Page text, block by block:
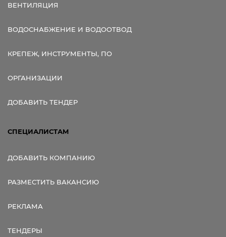
ВЕНТИЛЯЦИЯ
ВОДОСНАБЖЕНИЕ И ВОДООТВОД
КРЕПЕЖ, ИНСТРУМЕНТЫ, ПО
ОРГАНИЗАЦИИ
ДОБАВИТЬ ТЕНДЕР
СПЕЦИАЛИСТАМ
ДОБАВИТЬ КОМПАНИЮ
РАЗМЕСТИТЬ ВАКАНСИЮ
РЕКЛАМА
ТЕНДЕРЫ